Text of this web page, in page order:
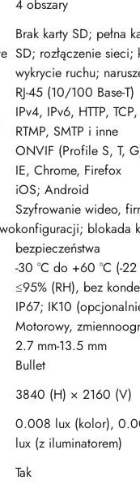
4 obszary
Brak karty SD; pełna
SD; rozłączenie sieci;
wykrycie ruchu;
RJ-45 (10/100 Base-T)
IPv4, IPv6, HTTP,
RTMP, SMTP i inne
ONVIF (Profile S, T,
IE, Chrome, Firefox
iOS; Android
Szyfrowanie wideo,
konfiguracji; blokada
bezpieczeństwa
-30 °C do +60 °C (-22
≤95% (RH), bez
IP67; IK10
Motorowy,
2.7 mm-13.5 mm
Bullet
3840 (H) × 2160 (V)
0.008 lux (kolor),
lux (z iluminatorem)
Tak